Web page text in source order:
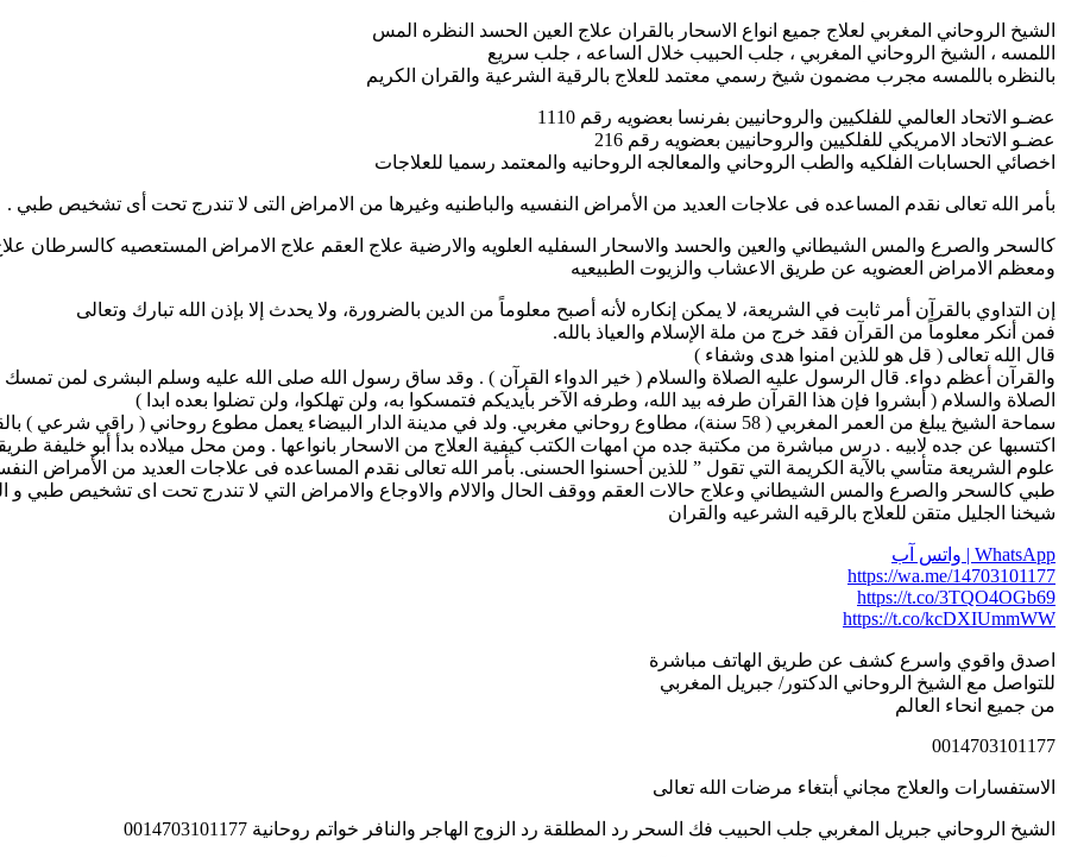
الشيخ الروحاني المغربي لعلاج جميع انواع الاسحار بالقران علاج العين الحسد النظره المس
اللمسه ، الشيخ الروحاني المغربي ، جلب الحبيب خلال الساعه ، جلب سريع
بالنظره باللمسه مجرب مضمون شيخ رسمي معتمد للعلاج بالرقية الشرعية والقران الكريم
عضـو الاتحاد العالمي للفلكيين والروحانيين بفرنسا بعضويه رقم 1110
عضـو الاتحاد الامريكي للفلكيين والروحانيين بعضويه رقم 216
اخصائي الحسابات الفلكيه والطب الروحاني والمعالجه الروحانيه والمعتمد رسميا للعلاجات
بأمر الله تعالى نقدم المساعده فى علاجات العديد من الأمراض النفسيه والباطنيه وغيرها من الامراض التى لا تندرج تحت أى تشخيص طبي .
كالسحر والصرع والمس الشيطاني والعين والحسد والاسحار السفليه العلويه والارضية علاج العقم علاج الامراض المستعصيه كالسرطان
ومعظم الامراض العضويه عن طريق الاعشاب والزيوت الطبيعيه
إن التداوي بالقرآن أمر ثابت في الشريعة، لا يمكن إنكاره لأنه أصبح معلوماً من الدين بالضرورة، ولا يحدث إلا بإذن الله تبارك وتعالى
فمن أنكر معلوماً من القرآن فقد خرج من ملة الإسلام والعياذ بالله.
قال الله تعالى ( قل هو للذين امنوا هدى وشفاء )
والقرآن أعظم دواء. قال الرسول عليه الصلاة والسلام ( خير الدواء القرآن ) . وقد ساق رسول الله صلى الله عليه وسلم البشرى لمن تمسك
الصلاة والسلام ( أبشروا فإن هذا القرآن طرفه بيد الله، وطرفه الآخر بأيديكم فتمسكوا به، ولن تهلكوا، ولن تضلوا بعده ابدا )
سماحة الشيخ يبلغ من العمر المغربي ( 58 سنة)، مطاوع روحاني مغربي. ولد في مدينة الدار البيضاء يعمل مطوع روحاني ( راقي شرعي ) بالقران الكريم والرقية الشرعية
اكتسبها عن جده لابيه . درس مباشرة من مكتبة جده من امهات الكتب كيفية العلاج من الاسحار بانواعها . ومن محل ميلاده بدأ أبو خليفة
علوم الشريعة متأسي بالآية الكريمة التي تقول ” للذين أحسنوا الحسنى. بأمر الله تعالى نقدم المساعده فى علاجات العديد من الأمراض
طبي كالسحر والصرع والمس الشيطاني وعلاج حالات العقم ووقف الحال والالام والاوجاع والامراض التي لا تندرج تحت اى تشخيص طبي و
شيخنا الجليل متقن للعلاج بالرقيه الشرعيه والقران
WhatsApp | واتس آب
https://wa.me/14703101177
https://t.co/3TQO4OGb69
https://t.co/kcDXIUmmWW
اصدق واقوي واسرع كشف عن طريق الهاتف مباشرة
للتواصل مع الشيخ الروحاني الدكتور/ جبريل المغربي
من جميع انحاء العالم
0014703101177
الاستفسارات والعلاج مجاني أبتغاء مرضات الله تعالى
الشيخ الروحاني جبريل المغربي جلب الحبيب فك السحر رد المطلقة رد الزوج الهاجر والنافر خواتم روحانية 0014703101177